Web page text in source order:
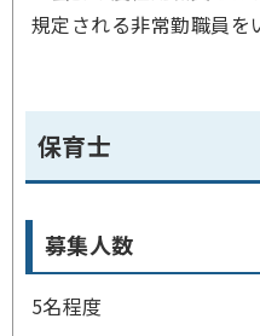
規定される非常勤職員を
保育士
募集人数
5名程度